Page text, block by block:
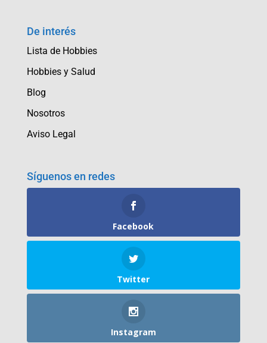
De interés
Lista de Hobbies
Hobbies y Salud
Blog
Nosotros
Aviso Legal
Síguenos en redes
Facebook
Twitter
Instagram